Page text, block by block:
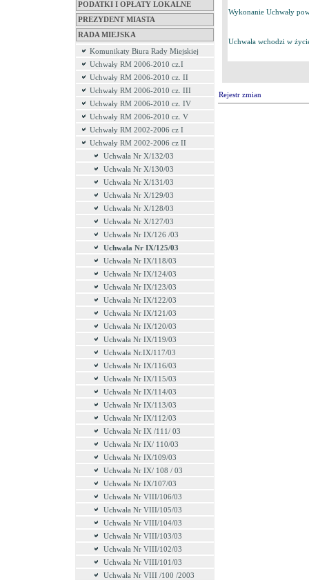
PODATKI I OPŁATY LOKALNE
PREZYDENT MIASTA
RADA MIEJSKA
Komunikaty Biura Rady Miejskiej
Uchwały RM 2006-2010 cz.I
Uchwały RM 2006-2010 cz. II
Uchwały RM 2006-2010 cz. III
Uchwały RM 2006-2010 cz. IV
Uchwały RM 2006-2010 cz. V
Uchwały RM 2002-2006 cz I
Uchwały RM 2002-2006 cz II
Uchwała Nr X/132/03
Uchwała Nr X/130/03
Uchwała Nr X/131/03
Uchwała Nr X/129/03
Uchwała Nr X/128/03
Uchwała Nr X/127/03
Uchwała Nr IX/126 /03
Uchwała Nr IX/125/03
Uchwała Nr IX/118/03
Uchwała Nr IX/124/03
Uchwała Nr IX/123/03
Uchwała Nr IX/122/03
Uchwała Nr IX/121/03
Uchwała Nr IX/120/03
Uchwała Nr IX/119/03
Uchwała Nr.IX/117/03
Uchwała Nr IX/116/03
Uchwała Nr IX/115/03
Uchwała Nr IX/114/03
Uchwała Nr IX/113/03
Uchwała Nr IX/112/03
Uchwała Nr IX /111/ 03
Uchwała Nr IX/ 110/03
Uchwała Nr IX/109/03
Uchwała Nr IX/ 108 / 03
Uchwała Nr IX/107/03
Uchwała Nr VIII/106/03
Uchwała Nr VIII/105/03
Uchwała Nr VIII/104/03
Uchwała Nr VIII/103/03
Uchwała Nr VIII/102/03
Uchwała Nr VIII/101/03
Uchwała Nr VIII /100 /2003
Wykonanie Uchwały
Uchwała wchodzi w
Rejestr zmian